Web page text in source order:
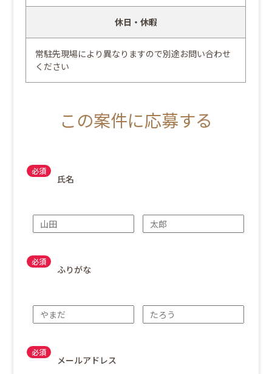
休日・休暇
常駐先現場により異なりますので別途お問い合わせ
ください
この案件に応募する
氏名
ふりがな
メールアドレス